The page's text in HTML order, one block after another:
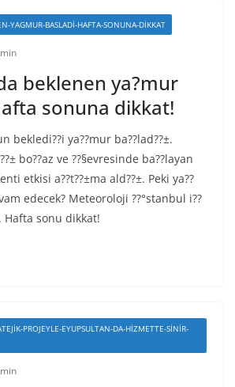
YAGMUR-BASLADI-HAFTA-SONUNA-DIKKAT
beklenen ya?mur
sonuna dikkat!
bekledi??i ya??mur ba??lad??±.
bo??az ve ??§evresinde ba??layan
etkisi a??t??±ma ald??±. Peki ya??
edecek? Meteoroloji ??°stanbul i??
Hafta sonu dikkat!
PROJEYLE-EYUPSULTAN-DA-HIZMETTE-SINIR-